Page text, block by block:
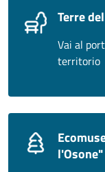
Terre
Vai al
territorio
l'Osone"